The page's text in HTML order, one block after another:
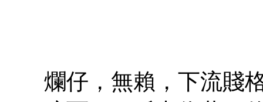
爛仔，無賴，下流賤